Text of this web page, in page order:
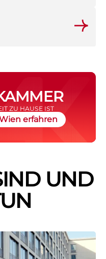
ZU HAUSE IST
erfahren
UND